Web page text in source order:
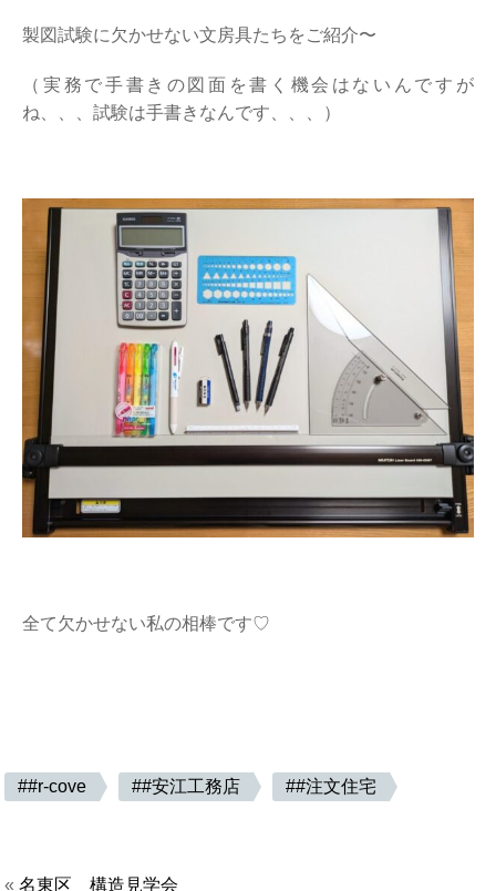
製図試験に欠かせない文房具たちをご紹介〜
（実務で手書きの図面を書く機会はないんですが
ね、、、試験は手書きなんです、、、）
全て欠かせない私の相棒です♡
#r-cove #安江工務店 #注文住宅
«名東区 構造見学会